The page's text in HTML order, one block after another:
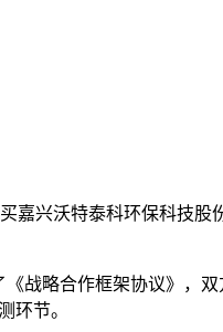
嘉兴沃特泰科环保科技
战略合作框架协议》，
环节。